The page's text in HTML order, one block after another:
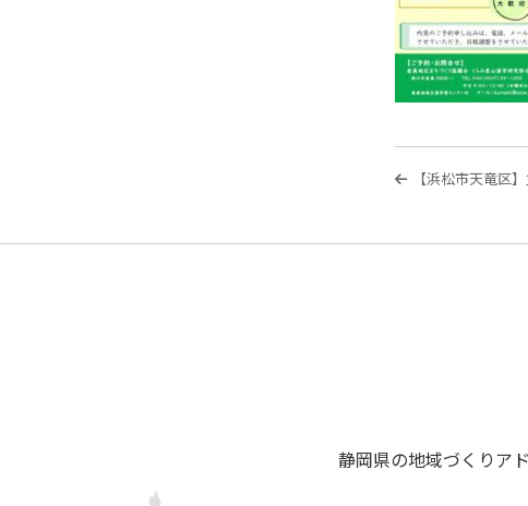
稿
過
【浜松市天竜区
静岡県の地域づくり